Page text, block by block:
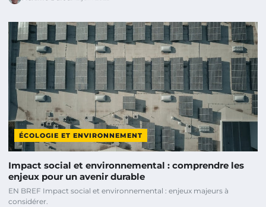
ÉCOLOGIE ET ENVIRONNEMENT
Impact social et environnemental : comprendre les
enjeux pour un avenir durable
EN BREF Impact social et environnemental : enjeux majeurs à
considérer.